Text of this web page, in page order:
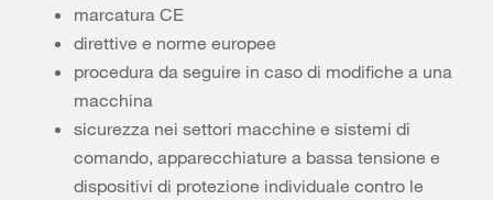
marcatura CE
direttive e norme europee
procedura da seguire in caso di modifiche a una
macchina
sicurezza nei settori macchine e sistemi di
comando, apparecchiature a bassa tensione e
dispositivi di protezione individuale contro le